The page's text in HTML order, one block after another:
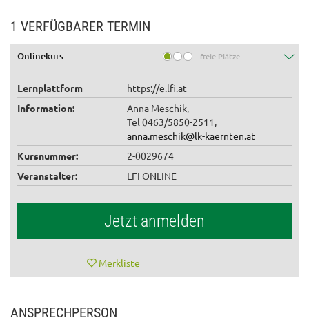
1 VERFÜGBARER TERMIN
Onlinekurs freie Plätze
Lernplattform
https://e.lfi.at
Information:
Anna Meschik,
Tel 0463/5850-2511,
anna.meschik@lk-kaernten.at
Kursnummer:
2-0029674
Veranstalter:
LFI ONLINE
Jetzt anmelden
Merkliste
ANSPRECHPERSON